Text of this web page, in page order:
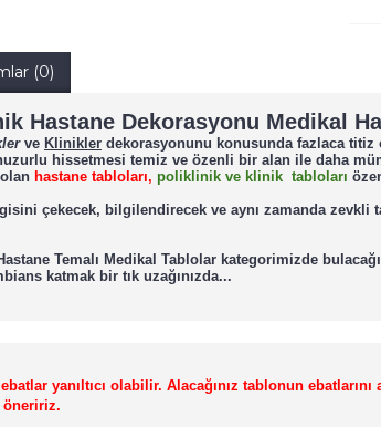
(0)
Hastane Dekorasyonu Medikal
ve Klinikler dekorasyonunu konusunda fazlaca titiz
hissetmesi temiz ve özenli bir alan ile daha
hastane tabloları, poliklinik ve klinik tabloları
çekecek, bilgilendirecek ve aynı zamanda zevkli
Temalı Medikal Tablolar kategorimizde
katmak bir tık uzağınızda...
yanıltıcı olabilir. Alacağınız tablonun